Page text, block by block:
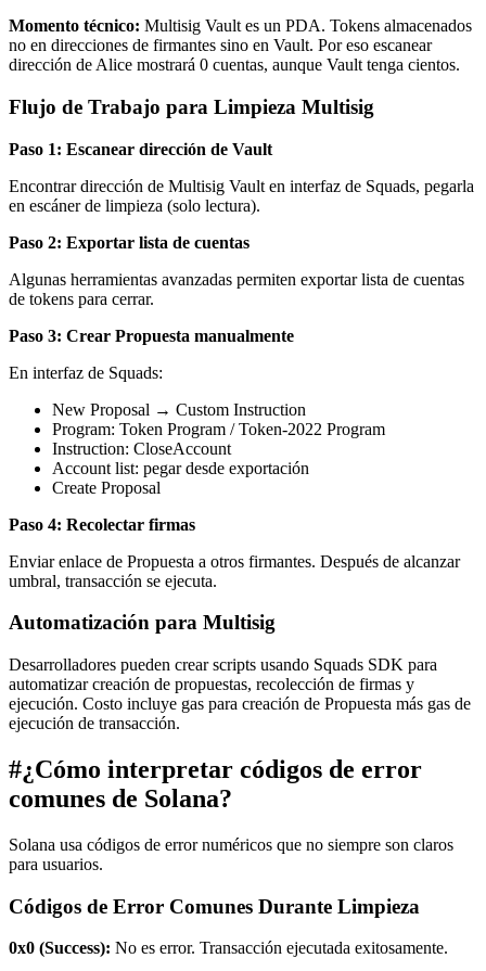
Momento técnico: Multisig Vault es un PDA. Tokens almacenados
no en direcciones de firmantes sino en Vault. Por eso escanear
dirección de Alice mostrará 0 cuentas, aunque Vault tenga cientos.
Flujo de Trabajo para Limpieza Multisig
Paso 1: Escanear dirección de Vault
Encontrar dirección de Multisig Vault en interfaz de Squads, pegarla
en escáner de limpieza (solo lectura).
Paso 2: Exportar lista de cuentas
Algunas herramientas avanzadas permiten exportar lista de cuentas
de tokens para cerrar.
Paso 3: Crear Propuesta manualmente
En interfaz de Squads:
New Proposal → Custom Instruction
Program: Token Program / Token-2022 Program
Instruction: CloseAccount
Account list: pegar desde exportación
Create Proposal
Paso 4: Recolectar firmas
Enviar enlace de Propuesta a otros firmantes. Después de alcanzar
umbral, transacción se ejecuta.
Automatización para Multisig
Desarrolladores pueden crear scripts usando Squads SDK para
automatizar creación de propuestas, recolección de firmas y
ejecución. Costo incluye gas para creación de Propuesta más gas de
ejecución de transacción.
#¿Cómo interpretar códigos de error
comunes de Solana?
Solana usa códigos de error numéricos que no siempre son claros
para usuarios.
Códigos de Error Comunes Durante Limpieza
0x0 (Success): No es error. Transacción ejecutada exitosamente.